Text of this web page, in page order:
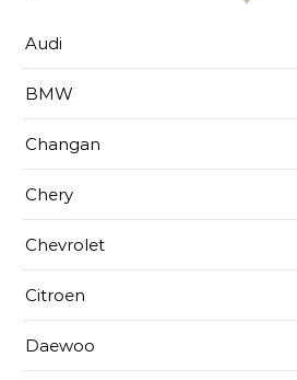
Audi
BMW
Changan
Chery
Chevrolet
Citroen
Daewoo